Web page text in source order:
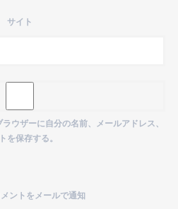
サイト
ウザーに自分の名前、メールアドレス、
を保存する。
ントをメールで通知